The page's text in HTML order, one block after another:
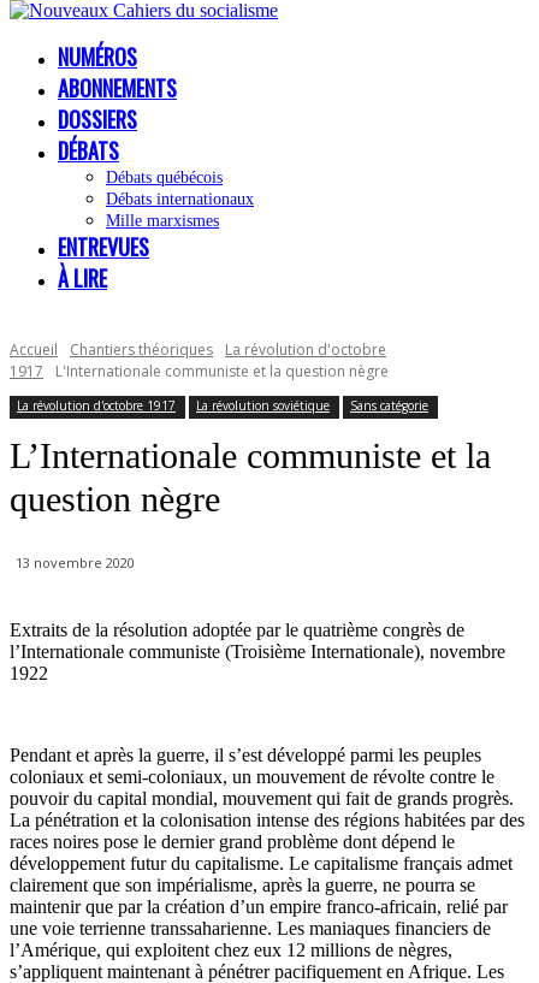
NUMÉROS
ABONNEMENTS
DOSSIERS
DÉBATS
Débats québécois
Débats internationaux
Mille marxismes
ENTREVUES
À LIRE
Accueil Chantiers théoriques
La révolution d'octobre
1917
L'Internationale communiste et la question nègre
La révolution d'octobre 1917 La révolution soviétique Sans catégorie
L’Internationale communiste et la
question nègre
13 novembre 2020
Extraits de la résolution adoptée par le quatrième congrès de
l’Internationale communiste (Troisième Internationale), novembre
1922
Pendant et après la guerre, il s’est développé parmi les peuples
coloniaux et semi-coloniaux, un mouvement de révolte contre le
pouvoir du capital mondial, mouvement qui fait de grands progrès.
La pénétration et la colonisation intense des régions habitées par des
races noires pose le dernier grand problème dont dépend le
développement futur du capitalisme. Le capitalisme français admet
clairement que son impérialisme, après la guerre, ne pourra se
maintenir que par la création d’un empire franco-africain, relié par
une voie terrienne transsaharienne. Les maniaques financiers de
l’Amérique, qui exploitent chez eux 12 millions de nègres,
s’appliquent maintenant à pénétrer pacifiquement en Afrique. Les